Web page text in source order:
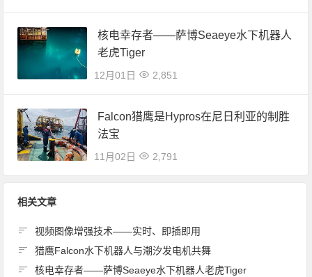
核电幸存者——萨博Seaeye水下机器人
老虎Tiger
12月01日 2,851
Falcon猎鹰是Hypros在尼日利亚的制胜
法宝
11月02日 2,791
相关文章
视频图像增强技术——实时、即插即用
猎鹰Falcon水下机器人与潮汐发电机共舞
核电幸存者——萨博Seaeye水下机器人老虎Tiger